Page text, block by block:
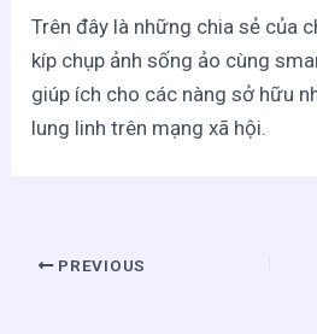
Trên đây là những chia sẻ của
kíp chụp ảnh sống ảo cùng
giúp ích cho các nàng sở hữu
lung linh trên mạng xã hội.
PREVIOUS